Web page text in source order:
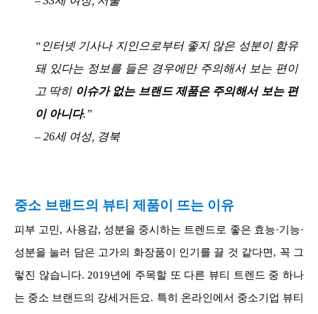
“인터넷 기사나 지인으로부터 좋지 않은 성분이 함유
돼 있다는 정보를 들은 경우에만 주의해서 보는 편이
고 딱히 이슈가 없는 브랜드 제품은 주의해서 보는 편
이 아니다.”
– 26세 여성, 경북
중소 브랜드의 뷰티 제품이 뜨는 이유
피부 고민, 사용감, 성분을 중시하는 트렌드로 좋은 효능·기능·
성분을 눌러 담은 고가의 화장품이 인기를 끌 것 같다면, 꼭 그
렇진 않습니다. 2019년에 주목할 또 다른 뷰티 트렌드 중 하나
는 중소 브랜드의 강세거든요. 특히 온라인에서 중소기업 뷰티